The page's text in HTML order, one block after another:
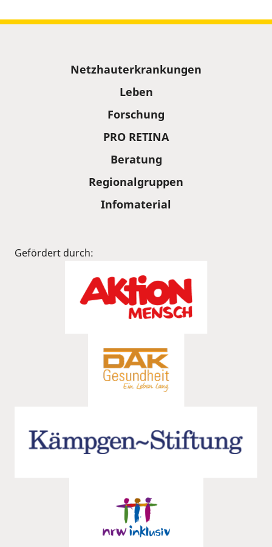
Netzhauterkrankungen
Leben
Forschung
PRO RETINA
Beratung
Regionalgruppen
Infomaterial
Gefördert durch: